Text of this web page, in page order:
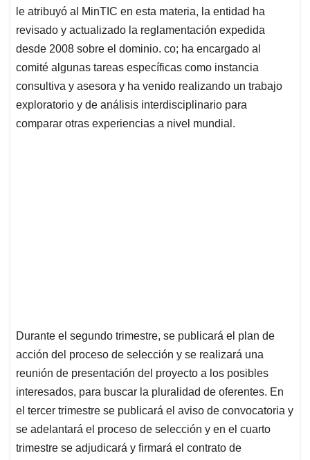
le atribuyó al MinTIC en esta materia, la entidad ha
revisado y actualizado la reglamentación expedida
desde 2008 sobre el dominio. co; ha encargado al
comité algunas tareas específicas como instancia
consultiva y asesora y ha venido realizando un trabajo
exploratorio y de análisis interdisciplinario para
comparar otras experiencias a nivel mundial.
Durante el segundo trimestre, se publicará el plan de
acción del proceso de selección y se realizará una
reunión de presentación del proyecto a los posibles
interesados, para buscar la pluralidad de oferentes. En
el tercer trimestre se publicará el aviso de convocatoria y
se adelantará el proceso de selección y en el cuarto
trimestre se adjudicará y firmará el contrato de